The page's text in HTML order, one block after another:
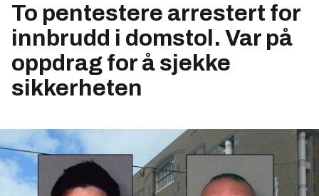
To pentestere arrestert for
innbrudd i domstol. Var på
oppdrag for å sjekke
sikkerheten